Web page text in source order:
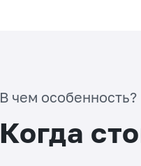
В чем особенность?
Когда